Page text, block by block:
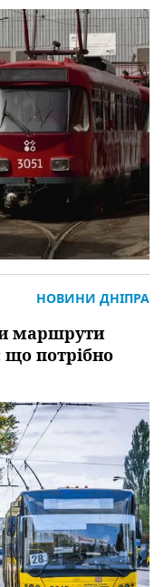
маршрути
що потрібно
НОВИНИ ДНІПРА